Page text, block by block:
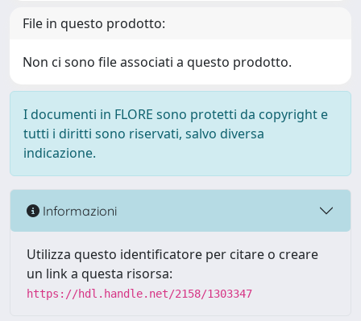
File in questo prodotto:
Non ci sono file associati a questo prodotto.
I documenti in FLORE sono protetti da copyright e
tutti i diritti sono riservati, salvo diversa
indicazione.
Informazioni
Utilizza questo identificatore per citare o creare
un link a questa risorsa:
https://hdl.handle.net/2158/1303347